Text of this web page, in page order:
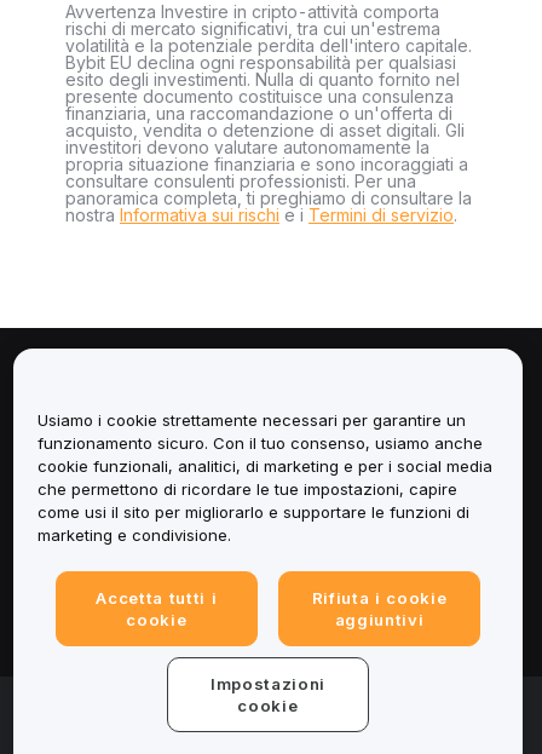
Avvertenza Investire in cripto-attività comporta
rischi di mercato significativi, tra cui un'estrema
volatilità e la potenziale perdita dell'intero capitale.
Bybit EU declina ogni responsabilità per qualsiasi
esito degli investimenti. Nulla di quanto fornito nel
presente documento costituisce una consulenza
finanziaria, una raccomandazione o un'offerta di
acquisto, vendita o detenzione di asset digitali. Gli
investitori devono valutare autonomamente la
propria situazione finanziaria e sono incoraggiati a
consultare consulenti professionisti. Per una
panoramica completa, ti preghiamo di consultare la
nostra Informativa sui rischi e i Termini di servizio.
Servizi
Assistenza
Informazioni legali
© 2025-2026 Bybit.eu. All rights reserved.
Usiamo i cookie strettamente necessari per garantire un
funzionamento sicuro. Con il tuo consenso, usiamo anche
cookie funzionali, analitici, di marketing e per i social media
che permettono di ricordare le tue impostazioni, capire
come usi il sito per migliorarlo e supportare le funzioni di
marketing e condivisione.
Accetta tutti i
cookie
Rifiuta i cookie
aggiuntivi
Impostazioni
cookie